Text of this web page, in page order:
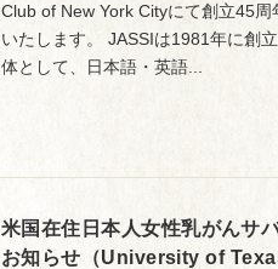
Club of New York Cityにて創立45
いたします。 JASSIは1981年に創
体として、日本語・英語...
米国在住日本人女性乳がんサ
お知らせ（University of